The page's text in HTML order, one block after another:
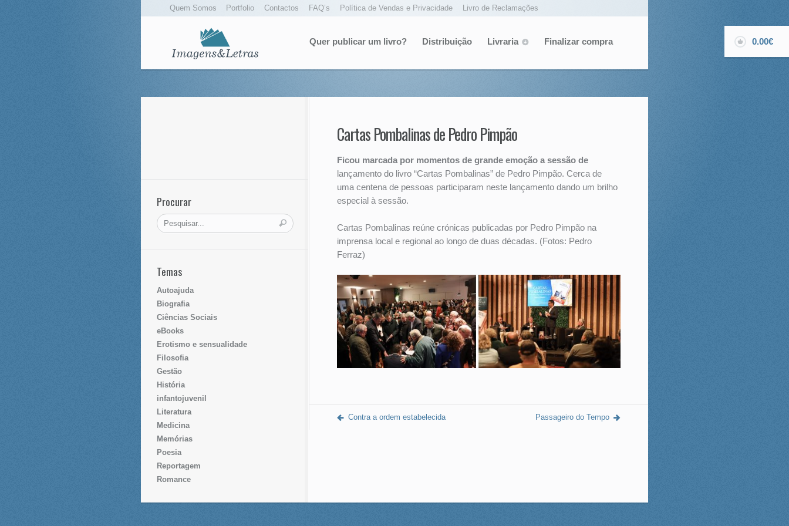
Quem Somos Portfolio Contactos FAQ’s Política de Vendas e Privacidade Livro de Reclamações
0.00€
Quer publicar um livro? Distribuição Livraria Finalizar compra
Cartas Pombalinas de Pedro Pimpão
Ficou marcada por momentos de grande emoção a sessão de
lançamento do livro “Cartas Pombalinas” de Pedro Pimpão. Cerca de
uma centena de pessoas participaram neste lançamento dando um brilho
especial à sessão.
Cartas Pombalinas reúne crónicas publicadas por Pedro Pimpão na
imprensa local e regional ao longo de duas décadas. (Fotos: Pedro
Ferraz)
Contra a ordem estabelecida Passageiro do Tempo
Procurar
Temas
Autoajuda
Biografia
Ciências Sociais
eBooks
Erotismo e sensualidade
Filosofia
Gestão
História
infantojuvenil
Literatura
Medicina
Memórias
Poesia
Reportagem
Romance